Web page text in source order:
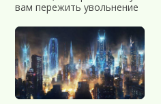
вам пережить увольнение